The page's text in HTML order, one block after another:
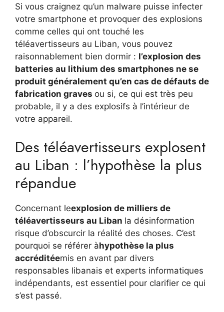
Si vous craignez qu’un malware puisse infecter
votre smartphone et provoquer des explosions
comme celles qui ont touché les
téléavertisseurs au Liban, vous pouvez
raisonnablement bien dormir : l’explosion des
batteries au lithium des smartphones ne se
produit généralement qu’en cas de défauts de
fabrication graves ou si, ce qui est très peu
probable, il y a des explosifs à l’intérieur de
votre appareil.
Des téléavertisseurs explosent
au Liban : l’hypothèse la plus
répandue
Concernant leexplosion de milliers de
téléavertisseurs au Liban la désinformation
risque d’obscurcir la réalité des choses. C’est
pourquoi se référer àhypothèse la plus
accréditéemis en avant par divers
responsables libanais et experts informatiques
indépendants, est essentiel pour clarifier ce qui
s’est passé.